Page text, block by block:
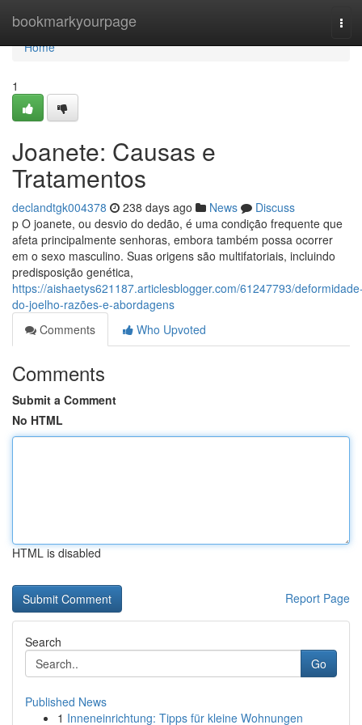
bookmarkyourpage
Home
Home
1
Joanete: Causas e
Tratamentos
declandtgk004378 238 days ago News
Discuss
p O joanete, ou desvio do dedão, é uma condição frequente que
afeta principalmente senhoras, embora também possa ocorrer
em o sexo masculino. Suas origens são multifatoriais, incluindo
predisposição genética,
https://aishaetys621187.articlesblogger.com/61247793/
do-joelho-razões-e-abordagens
Comments
Who Upvoted
Comments
Submit a Comment
No HTML
HTML is disabled
Report Page
Search
Go
Published News
1 Inneneinrichtung: Tipps für kleine Wohnungen